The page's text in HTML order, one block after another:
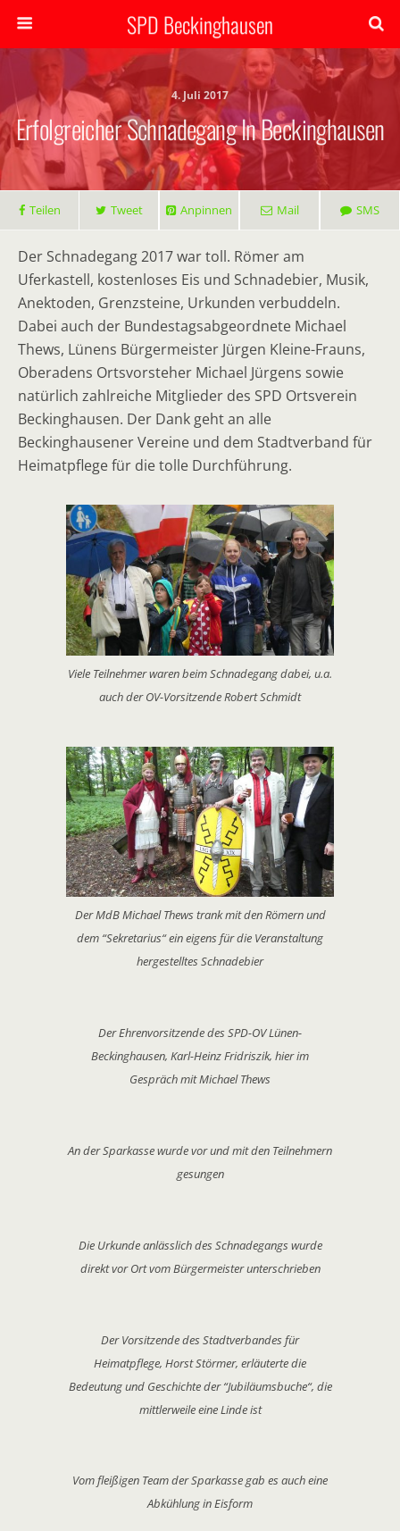
SPD Beckinghausen
4. Juli 2017
Erfolgreicher Schnadegang In Beckinghausen
Teilen Tweet Anpinnen Mail SMS
Der Schnadegang 2017 war toll. Römer am
Uferkastell, kostenloses Eis und Schnadebier, Musik,
Anektoden, Grenzsteine, Urkunden verbuddeln.
Dabei auch der Bundestagsabgeordnete Michael
Thews, Lünens Bürgermeister Jürgen Kleine-Frauns,
Oberadens Ortsvorsteher Michael Jürgens sowie
natürlich zahlreiche Mitglieder des SPD Ortsverein
Beckinghausen. Der Dank geht an alle
Beckinghausener Vereine und dem Stadtverband für
Heimatpflege für die tolle Durchführung.
Viele Teilnehmer waren beim Schnadegang dabei, u.a.
auch der OV-Vorsitzende Robert Schmidt
Der MdB Michael Thews trank mit den Römern und
dem “Sekretarius“ ein eigens für die Veranstaltung
hergestelltes Schnadebier
Der Ehrenvorsitzende des SPD-OV Lünen-
Beckinghausen, Karl-Heinz Fridriszik, hier im
Gespräch mit Michael Thews
An der Sparkasse wurde vor und mit den Teilnehmern
gesungen
Die Urkunde anlässlich des Schnadegangs wurde
direkt vor Ort vom Bürgermeister unterschrieben
Der Vorsitzende des Stadtverbandes für
Heimatpflege, Horst Störmer, erläuterte die
Bedeutung und Geschichte der “Jubiläumsbuche“, die
mittlerweile eine Linde ist
Vom fleißigen Team der Sparkasse gab es auch eine
Abkühlung in Eisform